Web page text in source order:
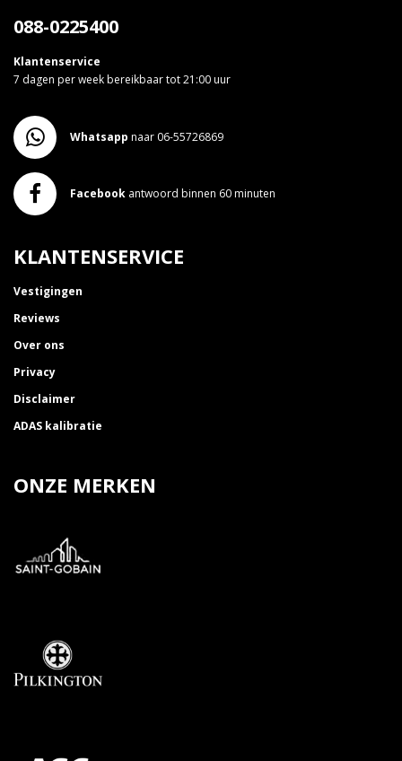
088-0225400
Klantenservice
7 dagen per week bereikbaar tot 21:00 uur
Whatsapp naar 06-55726869
Facebook antwoord binnen 60 minuten
KLANTENSERVICE
Vestigingen
Reviews
Over ons
Privacy
Disclaimer
ADAS kalibratie
ONZE MERKEN